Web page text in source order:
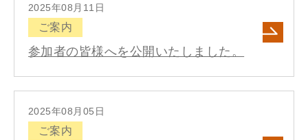
2025年08月11日
ご案内
参加者の皆様へを公開いたしました。
2025年08月05日
ご案内